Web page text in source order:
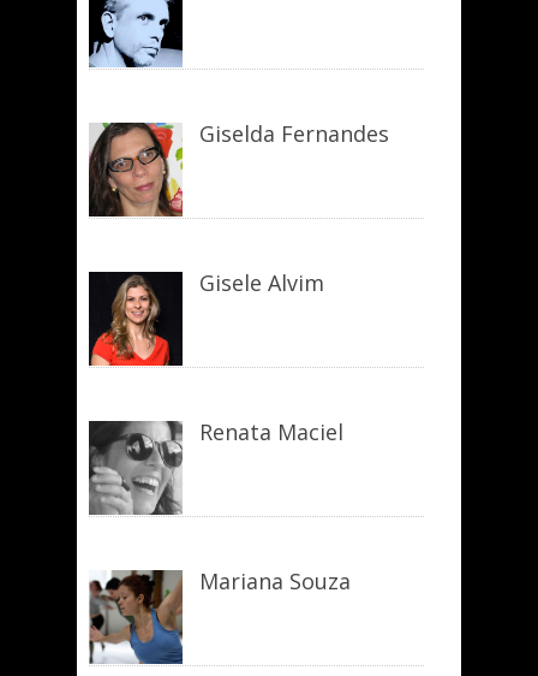
Giselda Fernandes
Gisele Alvim
Renata Maciel
Mariana Souza